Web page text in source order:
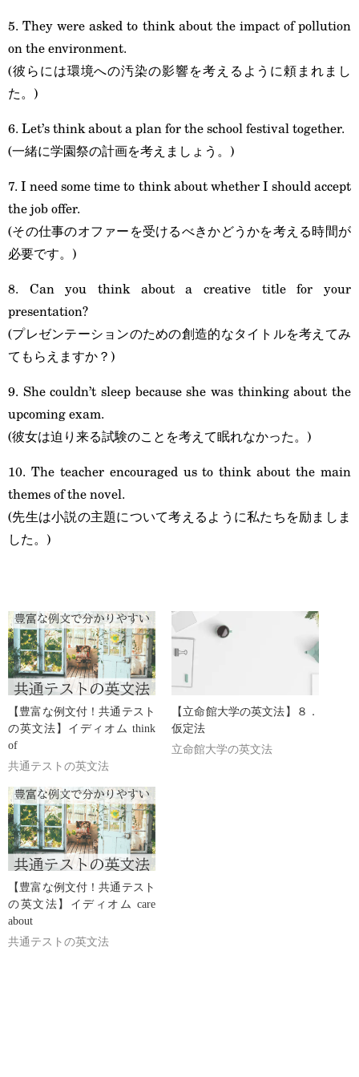
5. They were asked to think about the impact of pollution
on the environment.
(彼らには環境への汚染の影響を考えるように頼まれまし
た。)
6. Let’s think about a plan for the school festival together.
(一緒に学園祭の計画を考えましょう。)
7. I need some time to think about whether I should accept
the job offer.
(その仕事のオファーを受けるべきかどうかを考える時間が
必要です。)
8. Can you think about a creative title for your
presentation?
(プレゼンテーションのための創造的なタイトルを考えてみ
てもらえますか？)
9. She couldn’t sleep because she was thinking about the
upcoming exam.
(彼女は迫り来る試験のことを考えて眠れなかった。)
10. The teacher encouraged us to think about the main
themes of the novel.
(先生は小説の主題について考えるように私たちを励ましま
した。)
【豊富な例文付！共通テスト
の英文法】イディオム think
of
共通テストの英文法
【立命館大学の英文法】８．
仮定法
立命館大学の英文法
【豊富な例文付！共通テスト
の英文法】イディオム care
about
共通テストの英文法